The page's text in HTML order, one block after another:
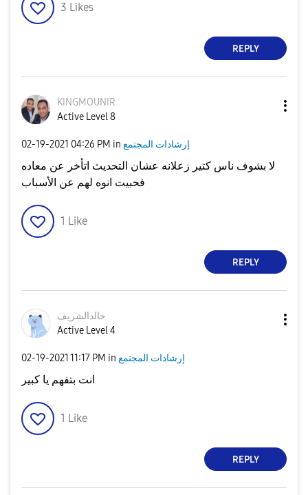
3 Likes
REPLY
KINGMOUNIR
Active Level 8
‎02-19-2021 04:26 PM in إرشادات المجتمع
لا بشوف ناس كتير زعلانه عشان التحديث اتأخر عن معاده
فحبيت انوه لهم عن الأسباب
1 Like
REPLY
خالدالشريف
Active Level 4
‎02-19-2021 11:17 PM in إرشادات المجتمع
انت بتفهم يا كبير
1 Like
REPLY